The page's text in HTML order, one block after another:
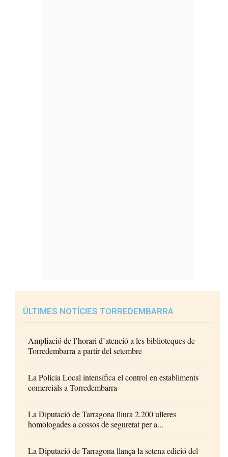
ÚLTIMES NOTÍCIES TORREDEMBARRA
Ampliació de l’horari d’atenció a les biblioteques de
Torredembarra a partir del setembre
La Policia Local intensifica el control en establiments
comercials a Torredembarra
La Diputació de Tarragona lliura 2.200 ulleres
homologades a cossos de seguretat per a...
La Diputació de Tarragona llança la setena edició del